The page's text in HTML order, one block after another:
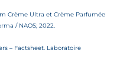
Crème Ultra et Crème Parfumée
/ NAOS; 2022.
– Factsheet. Laboratoire